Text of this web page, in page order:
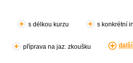
s délkou kurzu s konkrétní
příprava na jaz. zkoušku